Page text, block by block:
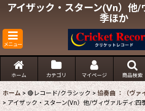
アイザック・スターン(Vn）他/
季ほか
メニュー
ホーム カテゴリ マイページ 商品検索
ホーム > 🔴レコード/クラシック > 協奏曲 ：（ヴァ
> アイザック・スターン(Vn）他/ヴィヴァルディ:四